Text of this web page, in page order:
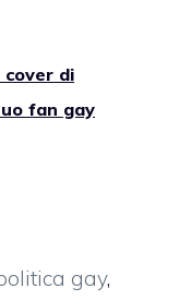
cover di
fan gay
gay,